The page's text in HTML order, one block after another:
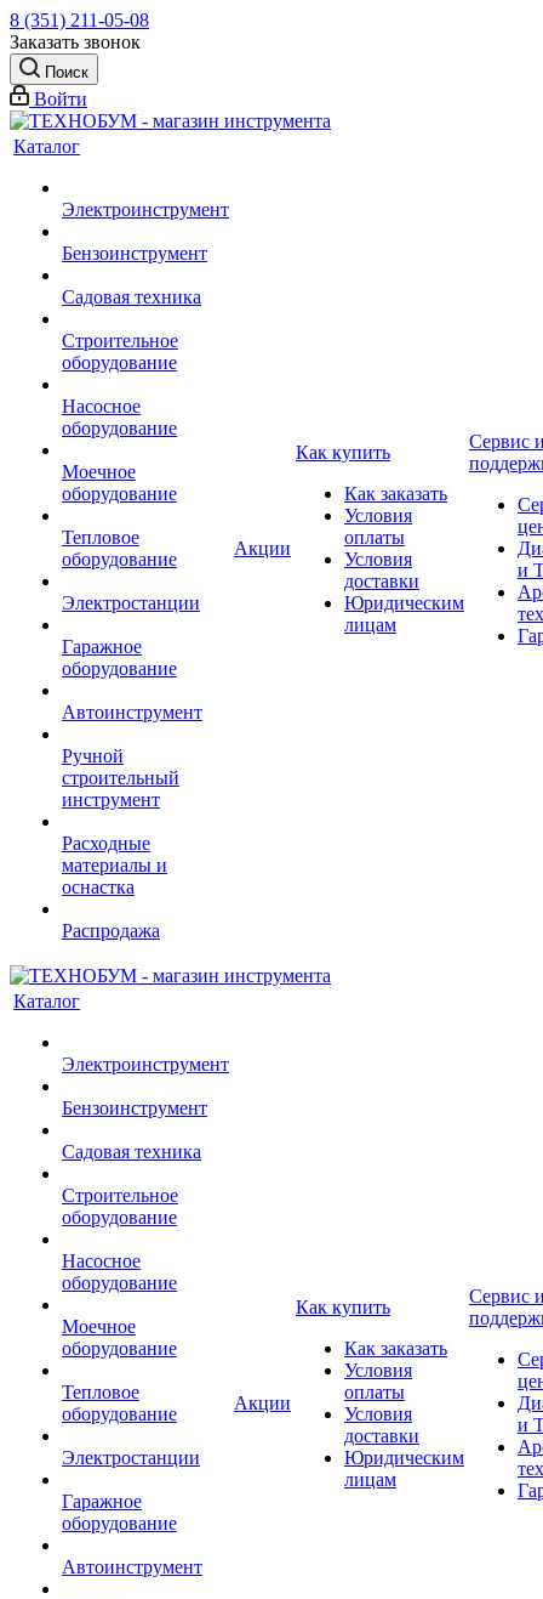
8 (351) 211-05-08
Заказать звонок
Поиск
Войти
Каталог
Электроинструмент
Бензоинструмент
Садовая техника
Строительное
оборудование
Насосное
оборудование
Моечное
оборудование
Тепловое
оборудование
Электростанции
Гаражное
оборудование
Автоинструмент
Ручной
строительный
инструмент
Расходные
материалы и
оснастка
Распродажа
Акции
Как купить
Как заказать
Условия
оплаты
Условия
доставки
Юридическим
лицам
Сервис
и
Каталог
Электроинструмент
Бензоинструмент
Садовая техника
Строительное
оборудование
Насосное
оборудование
Моечное
оборудование
Тепловое
оборудование
Электростанции
Гаражное
оборудование
Автоинструмент
Акции
Как купить
Как заказать
Условия
оплаты
Условия
доставки
Юридическим
лицам
Сервис
и